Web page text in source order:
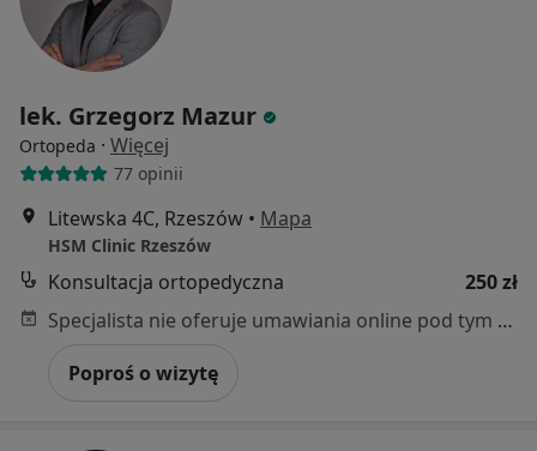
lek. Grzegorz Mazur
Ortopeda · Więcej
77 opinii
Litewska 4C, Rzeszów • Mapa
HSM Clinic Rzeszów
Konsultacja ortopedyczna
250 zł
Specjalista nie oferuje umawiania online pod tym adresem.
Poproś o wizytę